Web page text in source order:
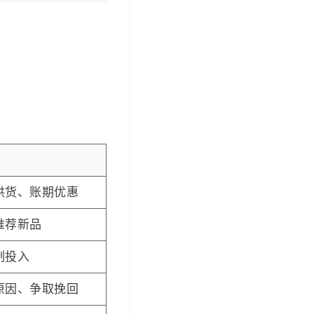
货、账期优惠
荐新品
投入
因、争取挽回